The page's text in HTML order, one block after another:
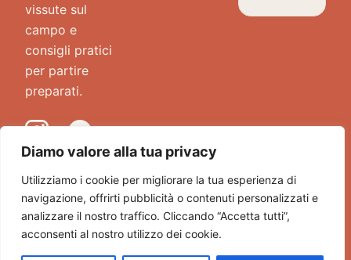
Diamo valore alla tua privacy
Utilizziamo i cookie per migliorare la tua esperienza di
navigazione, offrirti pubblicità o contenuti personalizzati e
analizzare il nostro traffico. Cliccando “Accetta tutti”,
acconsenti al nostro utilizzo dei cookie.
vissute sul
campo e
consigli pratici
per partire
preparati.
2026 Itinerario a Colori|Privacy Policy
A web project byPixel